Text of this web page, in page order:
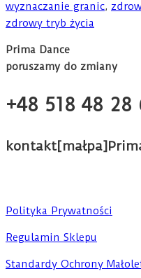
wyznaczanie granic,
zdrowy tryb życia
Prima Dance
poruszamy do zmiany
+48 518 48 28
Polityka Prywatności
Regulamin Sklepu
Standardy Ochrony